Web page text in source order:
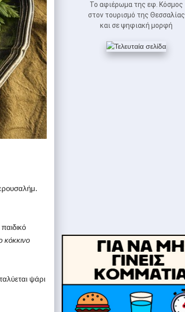
κόκκινο
ψάρι
Το αφιέρωμα της εφ. Κόσμος
στον τουρισμό της Θεσσαλίας
και σε ψηφιακή μορφή